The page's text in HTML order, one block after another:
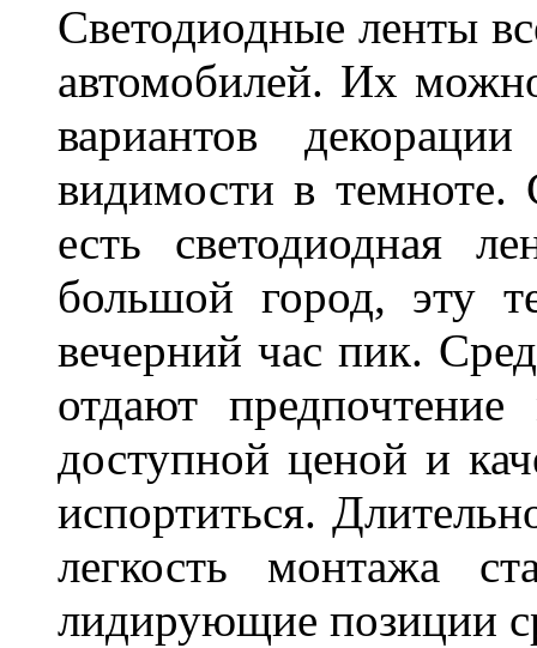
Светодиодные ленты
автомобилей. Их
вариантов
видимости в темноте.
есть светодиодная
большой город, эту
вечерний час пик.
отдают
доступной ценой и
испортиться.
легкость монтажа
лидирующие